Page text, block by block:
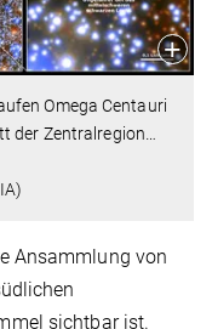
Omega Centauri
der Zentralregion
Ansammlung von
sichtbar ist.